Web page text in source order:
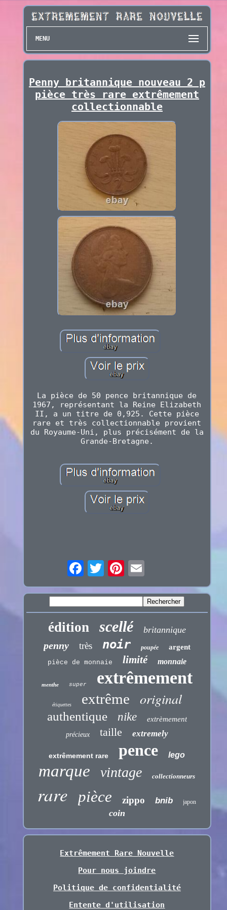
MENU
Penny britannique nouveau 2 p
pièce très rare extrêmement
collectionnable
La pièce de 50 pence britannique de
1967, représentant la Reine Elizabeth
II, a un titre de 0,925. Cette pièce
rare et très collectionnable provient
du Royaume-Uni, plus précisément de la
Grande-Bretagne.
édition scellé britannique
penny très noir poupée argent
pièce de monnaie limité monnaie
menthe super extrêmement
étiquettes extrême original
authentique nike extrèmement
précieux taille extremely
extrêmement rare pence lego
marque vintage collectionneurs
rare pièce zippo bnib japon
coin
Extrêmement Rare Nouvelle
Pour nous joindre
Politique de confidentialité
Entente d'utilisation